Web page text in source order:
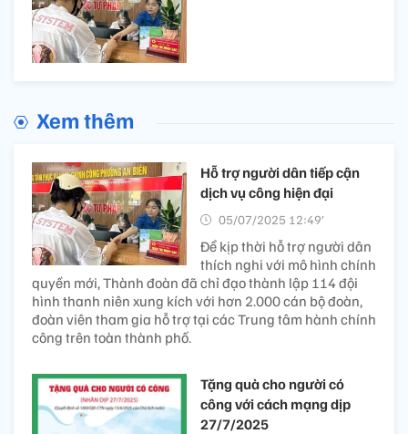
Xem thêm
Hỗ trợ người dân tiếp cận
dịch vụ công hiện đại
05/07/2025 12:49’
Để kịp thời hỗ trợ người dân
thích nghi với mô hình chính
quyền mới, Thành đoàn đã chỉ đạo thành lập 114 đội
hình thanh niên xung kích với hơn 2.000 cán bộ đoàn,
đoàn viên tham gia hỗ trợ tại các Trung tâm hành chính
công trên toàn thành phố.
Tặng quà cho người có
công với cách mạng dịp
27/7/2025